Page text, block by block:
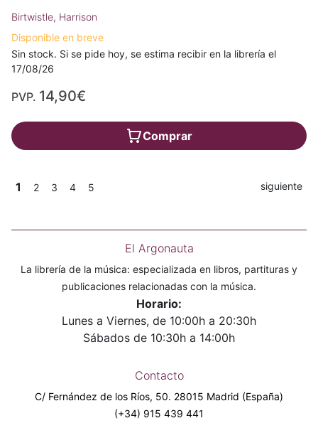
Birtwistle, Harrison
Disponible en breve
Sin stock. Si se pide hoy, se estima recibir en la librería el
17/08/26
PVP. 14,90€
Comprar
1 2 3 4 5 siguiente
El Argonauta
La librería de la música: especializada en libros, partituras y
publicaciones relacionadas con la música.
Horario:
Lunes a Viernes, de 10:00h a 20:30h
Sábados de 10:30h a 14:00h
Contacto
C/ Fernández de los Ríos, 50. 28015 Madrid (España)
(+34) 915 439 441